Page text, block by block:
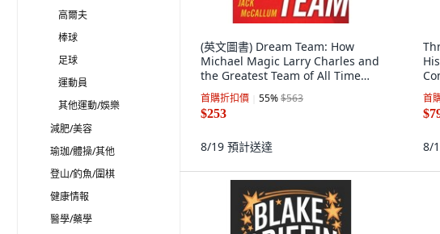
高爾夫
棒球
足球
運動員
其他運動/娛樂
減肥/美容
瑜珈/體操/其他
登山/釣魚/圍棋
健康情報
醫學/藥學
(英文圖書) Dream Team: How
Michael Magic Larry Charles and
the Greatest Team of All Time
Conquered t... 平裝版, Ballantine
Books, 英文
首購折扣價 55%$563
$253
8/19 預計送達
首
8/